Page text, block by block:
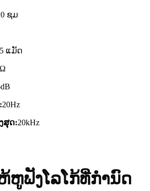
ຊມ
ແມັດ
20Hz
ສຸດ:20kHz
ຫູຟັງໂລໂກ້ທີ່ກຳນົດ